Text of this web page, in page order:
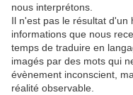
nous interprétons.
Il n'est pas le résultat d'un
informations que nous
temps de traduire en
imagés par des mots qui
évènement inconscient,
réalité observable.